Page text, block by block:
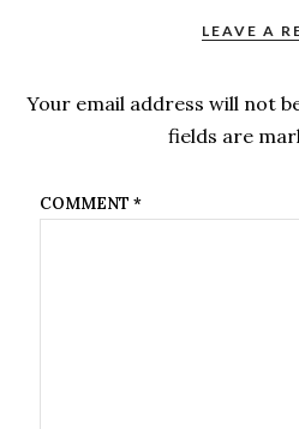
LEAVE A
Your email address will not
fields are
COMMENT *